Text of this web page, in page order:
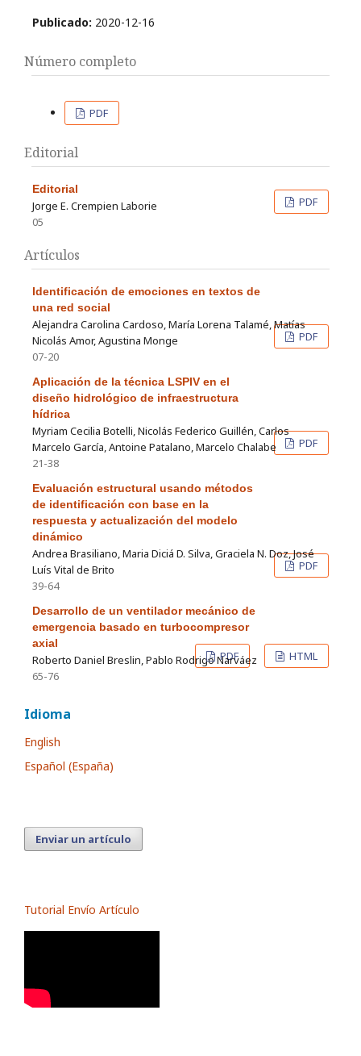
Publicado: 2020-12-16
Número completo
PDF
Editorial
Editorial
Jorge E. Crempien Laborie
05
PDF
Artículos
Identificación de emociones en textos de
una red social
Alejandra Carolina Cardoso, María Lorena Talamé, Matías
Nicolás Amor, Agustina Monge
07-20
PDF
Aplicación de la técnica LSPIV en el
diseño hidrológico de infraestructura
hídrica
Myriam Cecilia Botelli, Nicolás Federico Guillén, Carlos
Marcelo García, Antoine Patalano, Marcelo Chalabe
21-38
PDF
Evaluación estructural usando métodos
de identificación con base en la
respuesta y actualización del modelo
dinámico
Andrea Brasiliano, Maria Diciá D. Silva, Graciela N. Doz, José
Luís Vital de Brito
39-64
PDF
Desarrollo de un ventilador mecánico de
emergencia basado en turbocompresor
axial
Roberto Daniel Breslin, Pablo Rodrigo Narváez
65-76
PDF HTML
Idioma
English
Español (España)
Enviar un artículo
Tutorial Envío Artículo